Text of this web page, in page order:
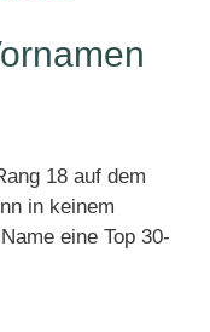
18 auf dem
in keinem
eine Top 30-